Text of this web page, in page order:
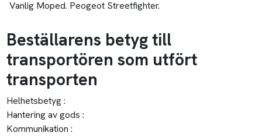
Vanlig Moped. Peogeot Streetfighter.
Beställarens betyg till
transportören som utfört
transporten
Helhetsbetyg :
Hantering av gods :
Kommunikation :